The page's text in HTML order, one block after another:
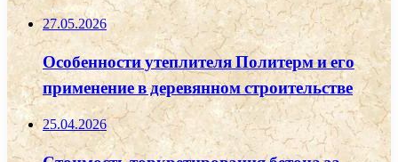
27.05.2026
Особенности утеплителя Политерм и его
применение в деревянном строительстве
25.04.2026